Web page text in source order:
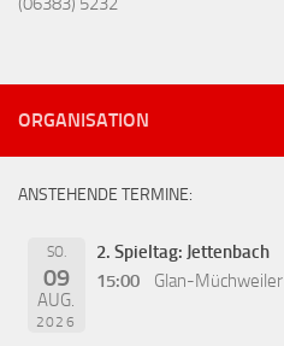
ORGANISATION
ANSTEHENDE TERMINE:
SO.
09
AUG.
2026
2. Spieltag: Jettenbach
15:00
Glan-Müchweiler